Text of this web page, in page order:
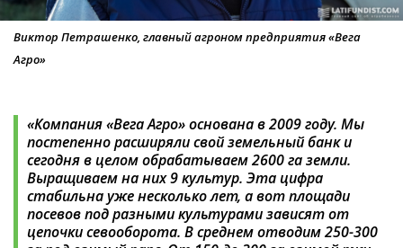
Виктор Петрашенко, главный агроном предприятия «Вега
Агро»
«Компания «Вега Агро» основана в 2009 году. Мы
постепенно расширяли свой земельный банк и
сегодня в целом обрабатываем 2600 га земли.
Выращиваем на них 9 культур. Эта цифра
стабильна уже несколько лет, а вот площади
посевов под разными культурами зависят от
цепочки севооборота. В среднем отводим 250-300